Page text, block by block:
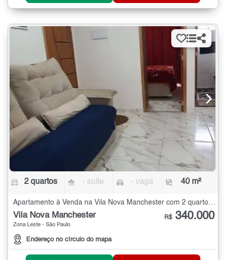
2 quartos - suíte - vaga 40 m²
Apartamento à Venda na Vila Nova Manchester com 2 quartos - 40 m²
Vila Nova Manchester
Zona Leste - São Paulo
Endereço no círculo do mapa
R$ 340.000